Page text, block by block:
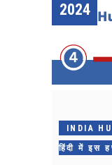
2024
INDIA
हिंदी में इस